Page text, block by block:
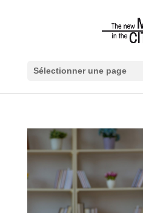
Sélectionner une page